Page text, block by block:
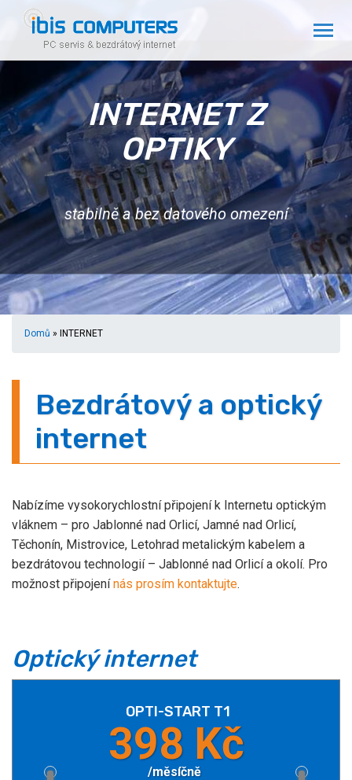
INTERNET Z
OPTIKY
stabilně a bez datového omezení
Domů » INTERNET
Bezdrátový a optický
internet
Nabízíme vysokorychlostní připojení k Internetu optickým
vláknem – pro Jablonné nad Orlicí, Jamné nad Orlicí,
Těchonín, Mistrovice, Letohrad metalickým kabelem a
bezdrátovou technologií – Jablonné nad Orlicí a okolí. Pro
možnost připojenínás prosím kontaktujte.
Optický internet
OPTI-START T1
398 Kč
/měsíčně